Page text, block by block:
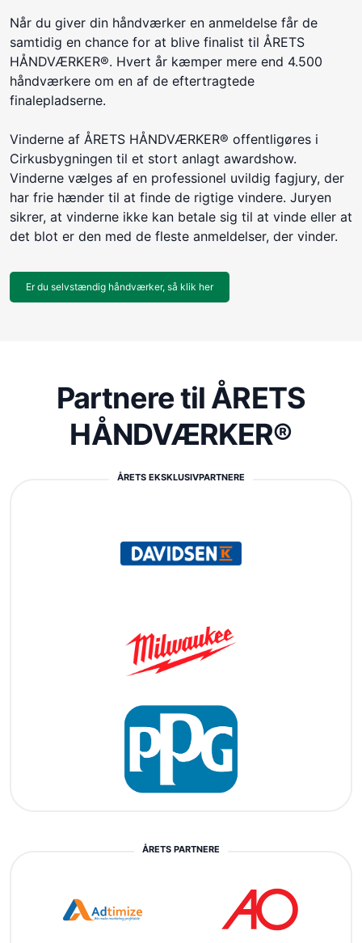
Når du giver din håndværker en anmeldelse får de
samtidig en chance for at blive finalist til ÅRETS
HÅNDVÆRKER®. Hvert år kæmper mere end 4.500
håndværkere om en af de eftertragtede
finalepladserne.
Vinderne af ÅRETS HÅNDVÆRKER® offentligøres i
Cirkusbygningen til et stort anlagt awardshow.
Vinderne vælges af en professionel uvildig fagjury, der
har frie hænder til at finde de rigtige vindere. Juryen
sikrer, at vinderne ikke kan betale sig til at vinde eller at
det blot er den med de fleste anmeldelser, der vinder.
Er du selvstændig håndværker, så klik her
Partnere til ÅRETS
HÅNDVÆRKER®
ÅRETS EKSKLUSIVPARTNERE
ÅRETS PARTNERE